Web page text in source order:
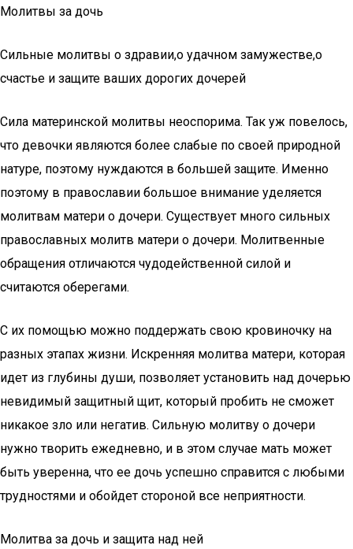
Молитвы за дочь
Сильные молитвы о здравии,о удачном замужестве,о
счастье и защите ваших дорогих дочерей
Сила материнской молитвы неоспорима. Так уж повелось,
что девочки являются более слабые по своей природной
натуре, поэтому нуждаются в большей защите. Именно
поэтому в православии большое внимание уделяется
молитвам матери о дочери. Существует много сильных
православных молитв матери о дочери. Молитвенные
обращения отличаются чудодейственной силой и
считаются оберегами.
С их помощью можно поддержать свою кровиночку на
разных этапах жизни. Искренняя молитва матери, которая
идет из глубины души, позволяет установить над дочерью
невидимый защитный щит, который пробить не сможет
никакое зло или негатив. Сильную молитву о дочери
нужно творить ежедневно, и в этом случае мать может
быть уверенна, что ее дочь успешно справится с любыми
трудностями и обойдет стороной все неприятности.
Молитва за дочь и защита над ней